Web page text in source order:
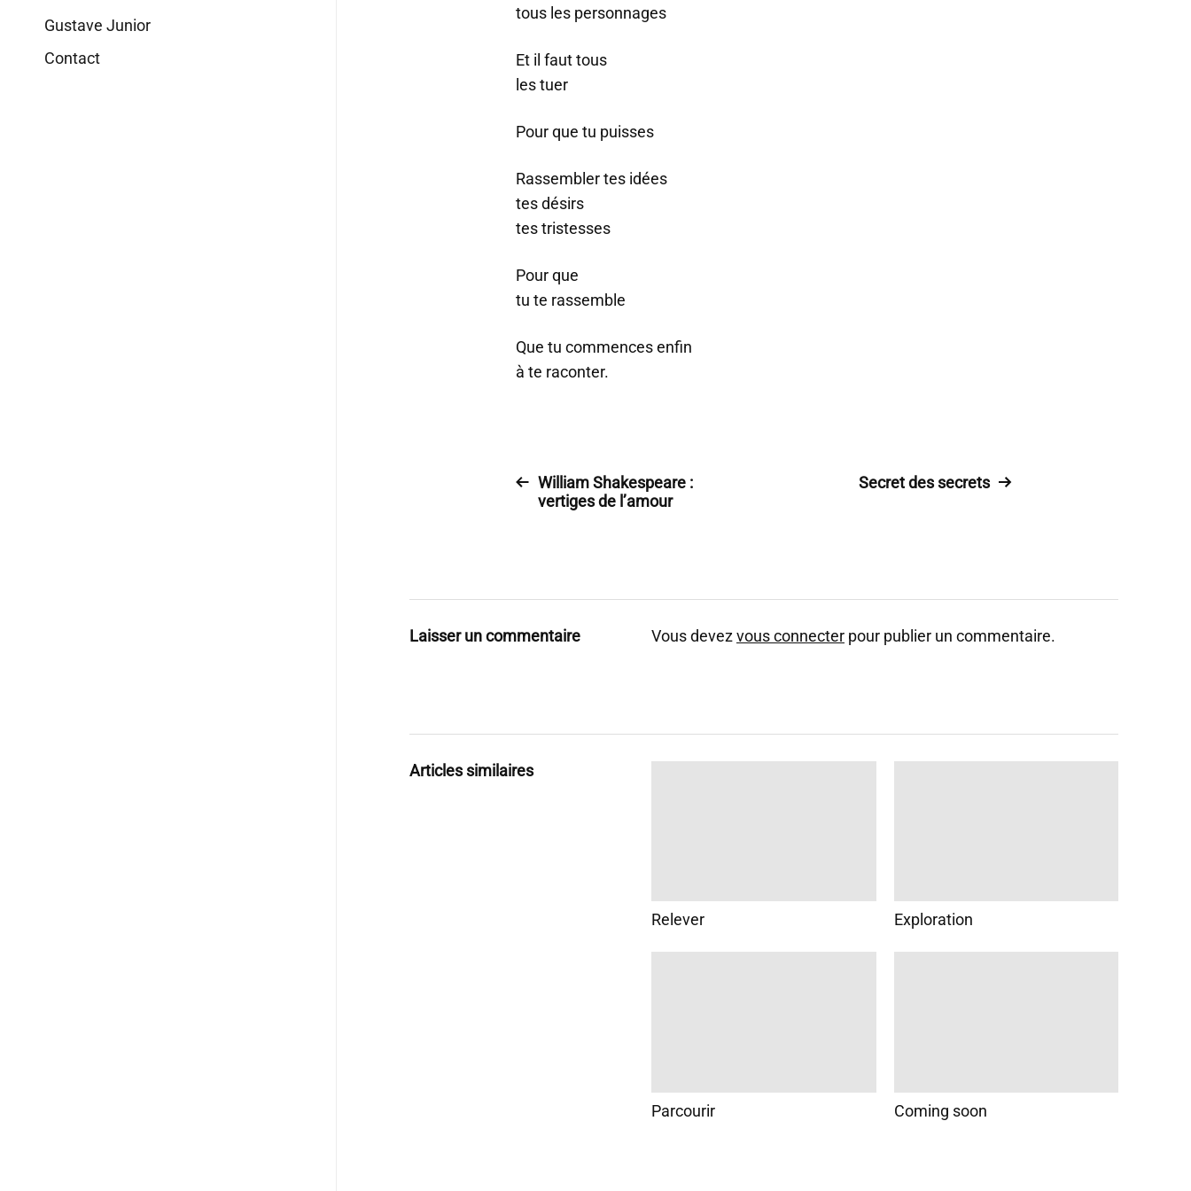
Gustave Junior
Contact
tous les personnages
Et il faut tous
les tuer
Pour que tu puisses
Rassembler tes idées
tes désirs
tes tristesses
Pour que
tu te rassemble
Que tu commences enfin
à te raconter.
William Shakespeare :
vertiges de l’amour
Secret des secrets
Laisser un commentaire Vous devezvous connecter pour publier un commentaire.
Articles similaires
Relever Exploration
Parcourir Coming soon